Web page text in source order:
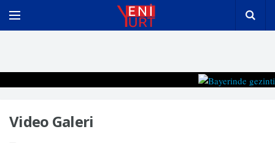
Video Galeri